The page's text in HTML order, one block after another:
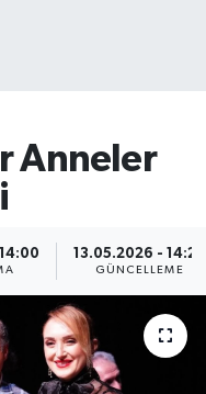
Anneler
13.05.2026 - 14:27
GÜNCELLEME